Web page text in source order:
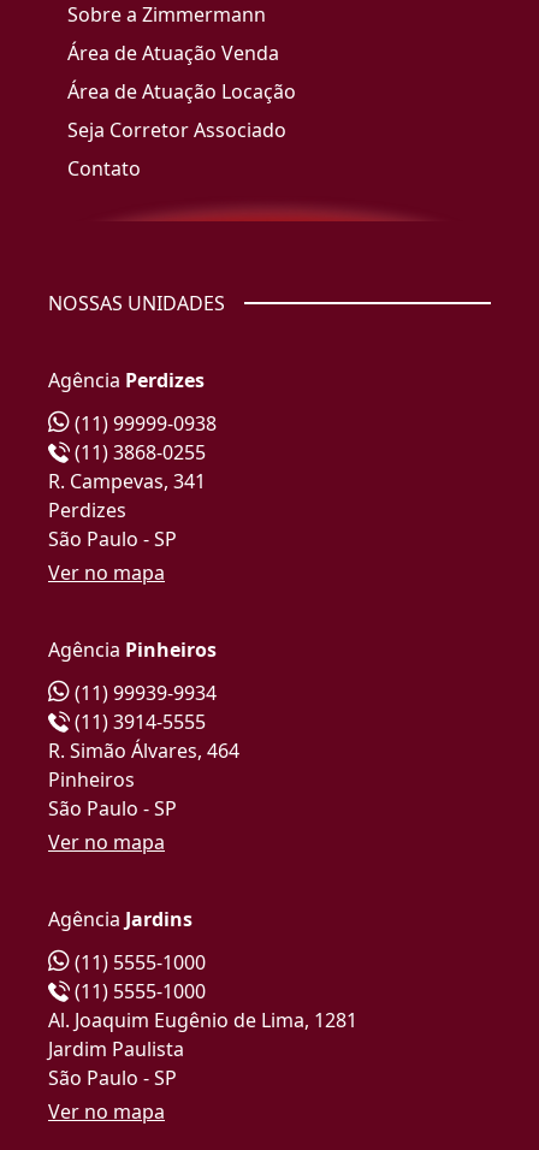
Sobre a Zimmermann
Área de Atuação Venda
Área de Atuação Locação
Seja Corretor Associado
Contato
NOSSAS UNIDADES
Agência Perdizes
(11) 99999-0938
(11) 3868-0255
R. Campevas, 341
Perdizes
São Paulo - SP
Ver no mapa
Agência Pinheiros
(11) 99939-9934
(11) 3914-5555
R. Simão Álvares, 464
Pinheiros
São Paulo - SP
Ver no mapa
Agência Jardins
(11) 5555-1000
(11) 5555-1000
Al. Joaquim Eugênio de Lima, 1281
Jardim Paulista
São Paulo - SP
Ver no mapa